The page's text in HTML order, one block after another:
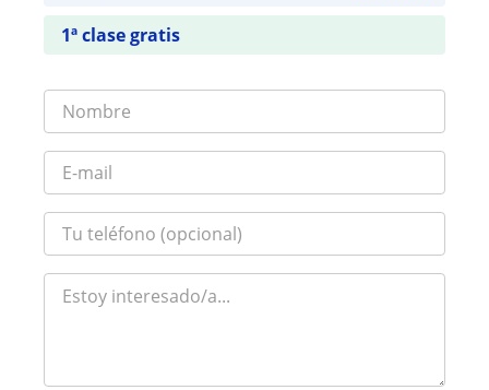
1ª clase gratis